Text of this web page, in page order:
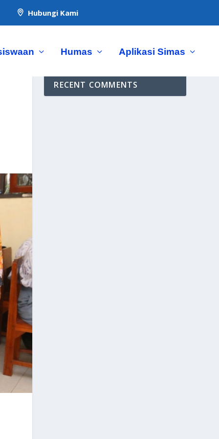
 Hubungi Kami
Humas Aplikasi Simas
RECENT COMMENTS